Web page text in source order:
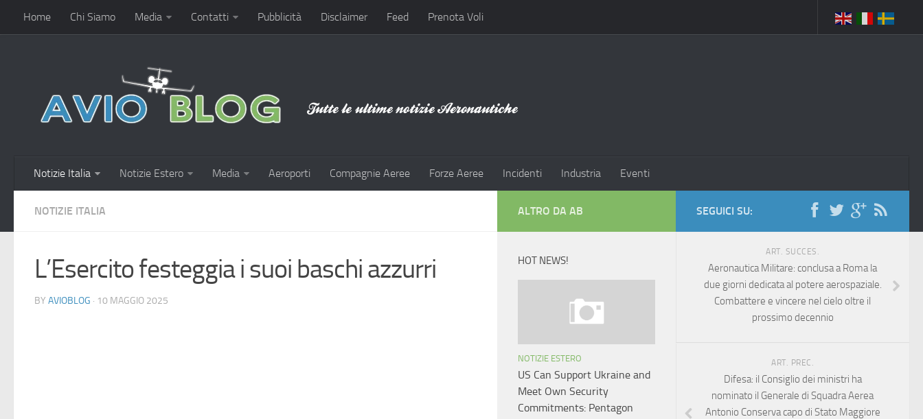
Home Chi Siamo Media Contatti Pubblicità Disclaimer Feed Prenota Voli
Notizie Italia Notizie Estero Media Aeroporti Compagnie Aeree Forze Aeree Incidenti Industria Eventi
NOTIZIE ITALIA
L’Esercito festeggia i suoi baschi azzurri
BY AVIOBLOG · 10 MAGGIO 2025
SEGUICI SU:
ART. SUCCES.
Aeronautica Militare: conclusa a Roma la
due giorni dedicata al potere aerospaziale.
Combattere e vincere nel cielo oltre il
prossimo decennio
ART. PREC.
Difesa: il Consiglio dei ministri ha
nominato il Generale di Squadra Aerea
Antonio Conserva capo di Stato Maggiore
ALTRO DA AB
HOT NEWS!
NOTIZIE ESTERO
US Can Support Ukraine and
Meet Own Security
Commitments: Pentagon